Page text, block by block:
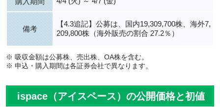
備考
【4.3追記】公募は、国内19,309,700株、海外7,
209,800株（海外販売の割合 27.2％）
※ 吸収金額は公募株、売出株、OA株を含む。
※ 申込・購入期間は各証券会社で異なります。
ispace（アイスペース）の公開価格と初値